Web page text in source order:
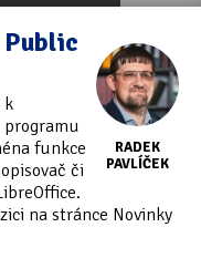
RADEK
PAVLÍČEK
Public
k
programu
funkce
či
na stránce Novinky